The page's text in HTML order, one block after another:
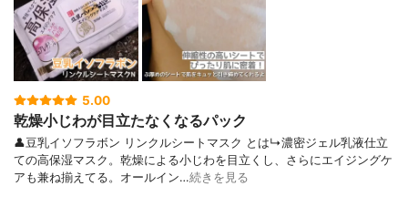
5.00
乾燥小じわが目立たなくなるパック
👤豆乳イソフラボン リンクルシートマスク とは↳濃密ジェル乳液仕立
ての高保湿マスク。乾燥による小じわを目立くし、さらにエイジングケ
アも兼ね揃えてる。オールイン…続きを見る